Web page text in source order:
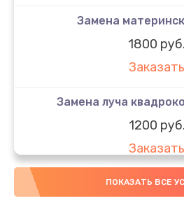
Замена
1800 руб.
Заказать
Замена луча
1200 руб.
Заказать
Замена GPS-
ПОКАЗАТЬ ВСЕ